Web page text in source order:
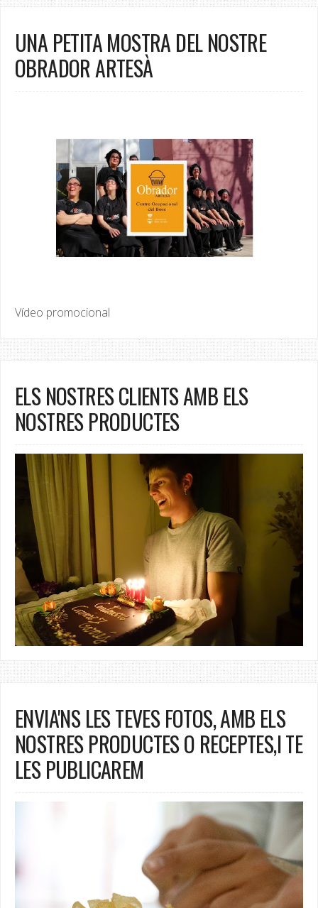
UNA PETITA MOSTRA DEL NOSTRE
OBRADOR ARTESÀ
Vídeo promocional
ELS NOSTRES CLIENTS AMB ELS
NOSTRES PRODUCTES
ENVIA'NS LES TEVES FOTOS, AMB ELS
NOSTRES PRODUCTES O RECEPTES,I TE
LES PUBLICAREM